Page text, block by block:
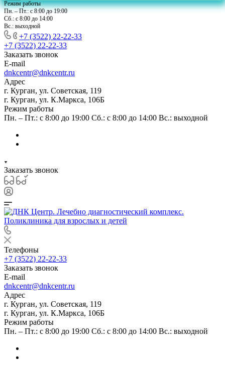
Режим работы
Пн. – Пт.: с 8:00 до 19:00
Сб.: с 8:00 до 14:00
Вс.: выходной
+7 (3522) 22-22-33
+7 (3522) 22-22-33
Заказать звонок
E-mail
dnkcentr@dnkcentr.ru
Адрес
г. Курган, ул. Советская, 119
г. Курган, ул. К.Маркса, 106Б
Режим работы
Пн. – Пт.: с 8:00 до 19:00 Сб.: с 8:00 до 14:00 Вс.: выходной
Заказать звонок
Телефоны
+7 (3522) 22-22-33
Заказать звонок
E-mail
dnkcentr@dnkcentr.ru
Адрес
г. Курган, ул. Советская, 119
г. Курган, ул. К.Маркса, 106Б
Режим работы
Пн. – Пт.: с 8:00 до 19:00 Сб.: с 8:00 до 14:00 Вс.: выходной